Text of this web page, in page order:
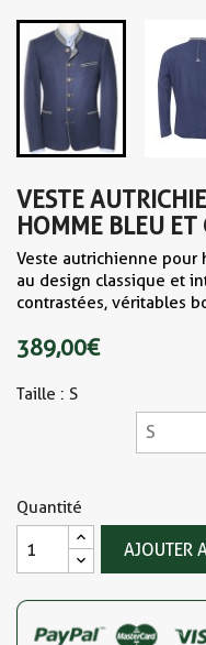
VESTE
HOMME BLEU ET
Veste autrichienne pour
au design classique et
contrastées, véritables
389,00 €
Taille : S
Quantité
AJOUTER